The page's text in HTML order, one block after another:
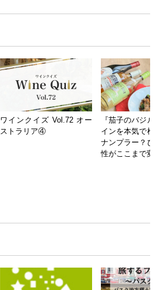
ワインクイズ Vol.72 オー
ストラリア④
『茄子のバジ
インを本気で
ナンプラー？
性がここまで